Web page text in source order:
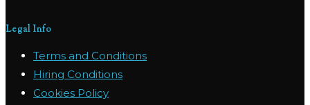
Legal Info
Terms and Conditions
Hiring Conditions
Cookies Policy